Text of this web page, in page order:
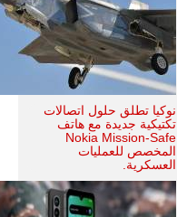
نوكيا تطلق حلول اتصالات
تكتيكية جديدة مع هاتف
Nokia Mission-Safe
المخصص للعمليات
العسكرية.